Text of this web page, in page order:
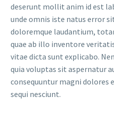
deserunt mollit anim id est
unde omnis iste natus error
doloremque laudantium,
quae ab illo inventore
vitae dicta sunt explicabo.
quia voluptas sit aspernatur
consequuntur magni dolores
sequi nesciunt.